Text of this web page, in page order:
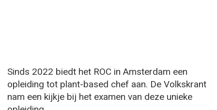
Sinds 2022 biedt het ROC in Amsterdam een
opleiding tot plant-based chef aan. De Volkskrant
nam een kijkje bij het examen van deze unieke